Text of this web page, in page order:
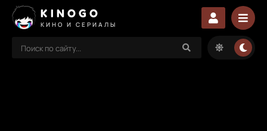
KINOGO
КИНО И СЕРИАЛЫ